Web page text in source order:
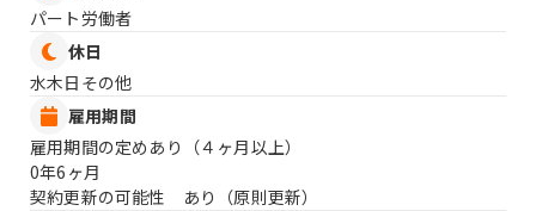
パート労働者
休日
水木日その他
雇用期間
雇用期間の定めあり（４ヶ月以上）
0年6ヶ月
契約更新の可能性 あり（原則更新）